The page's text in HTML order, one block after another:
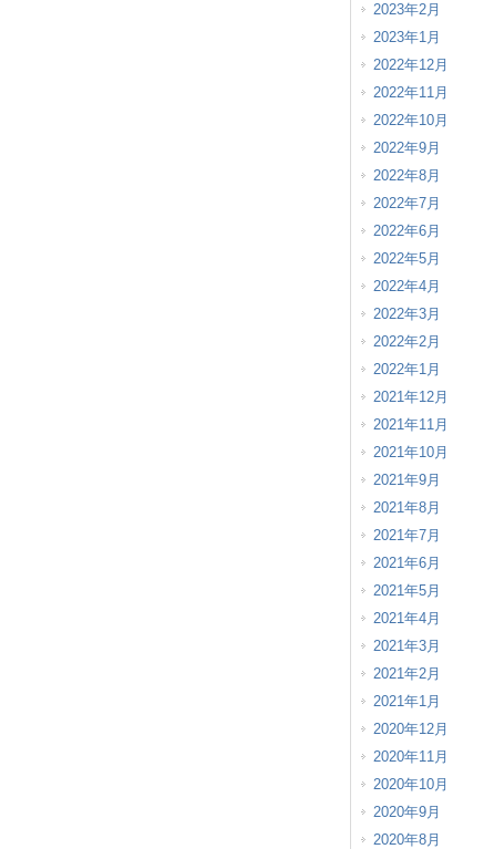
2023年2月
2023年1月
2022年12月
2022年11月
2022年10月
2022年9月
2022年8月
2022年7月
2022年6月
2022年5月
2022年4月
2022年3月
2022年2月
2022年1月
2021年12月
2021年11月
2021年10月
2021年9月
2021年8月
2021年7月
2021年6月
2021年5月
2021年4月
2021年3月
2021年2月
2021年1月
2020年12月
2020年11月
2020年10月
2020年9月
2020年8月